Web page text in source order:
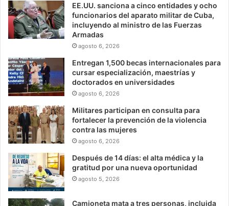
EE.UU. sanciona a cinco entidades y ocho
funcionarios del aparato militar de Cuba,
incluyendo al ministro de las Fuerzas
Armadas
agosto 6, 2026
Entregan 1,500 becas internacionales para
cursar especialización, maestrías y
doctorados en universidades
agosto 6, 2026
Militares participan en consulta para
fortalecer la prevención de la violencia
contra las mujeres
agosto 6, 2026
Después de 14 días: el alta médica y la
gratitud por una nueva oportunidad
agosto 5, 2026
Camioneta mata a tres personas, incluida